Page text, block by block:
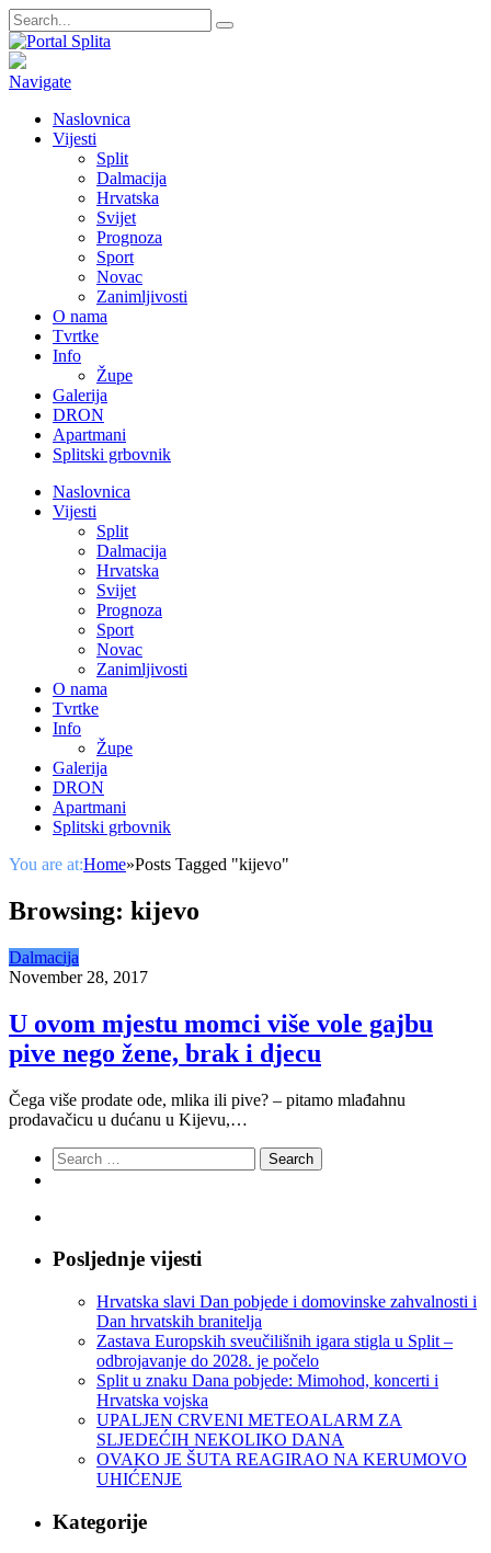
Navigate
Naslovnica
Vijesti
Split
Dalmacija
Hrvatska
Svijet
Prognoza
Sport
Novac
Zanimljivosti
O nama
Tvrtke
Info
Župe
Galerija
DRON
Apartmani
Splitski grbovnik
Naslovnica
Vijesti
Split
Dalmacija
Hrvatska
Svijet
Prognoza
Sport
Novac
Zanimljivosti
O nama
Tvrtke
Info
Župe
Galerija
DRON
Apartmani
Splitski grbovnik
You are at:Home»Posts Tagged "kijevo"
Browsing: kijevo
Dalmacija
November 28, 2017
U ovom mjestu momci više vole gajbu
pive nego žene, brak i djecu
Čega više prodate ode, mlika ili pive? – pitamo mlađahnu
prodavačicu u dućanu u Kijevu,…
Search
for:
Posljednje vijesti
Hrvatska slavi Dan pobjede i domovinske zahvalnosti i
Dan hrvatskih branitelja
Zastava Europskih sveučilišnih igara stigla u Split –
odbrojavanje do 2028. je počelo
Split u znaku Dana pobjede: Mimohod, koncerti i
Hrvatska vojska
UPALJEN CRVENI METEOALARM ZA
SLJEDEĆIH NEKOLIKO DANA
OVAKO JE ŠUTA REAGIRAO NA KERUMOVO
UHIĆENJE
Kategorije